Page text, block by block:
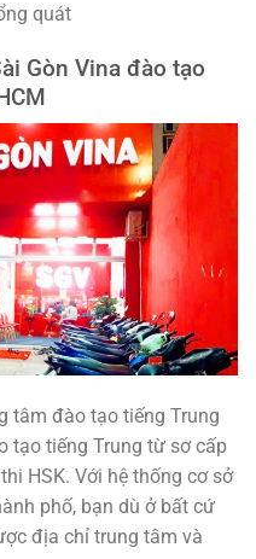
quát
Gòn Vina đào tạo
tâm đào tạo tiếng Trung
tạo tiếng Trung từ sơ cấp
HSK. Với hệ thống cơ sở
phố, bạn dù ở bất cứ
địa chỉ trung tâm và